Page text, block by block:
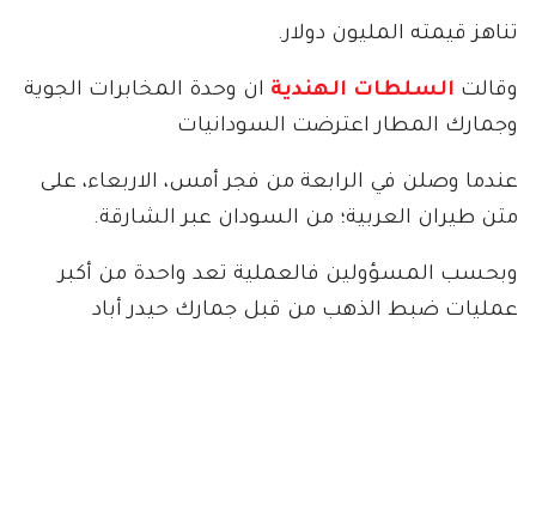
تناهز قيمته المليون دولار.
وقالت السلطات الهندية ان وحدة المخابرات الجوية
وجمارك المطار اعترضت السودانيات
عندما وصلن في الرابعة من فجر أمس، الاربعاء، على
متن طيران العربية؛ من السودان عبر الشارقة.
وبحسب المسؤولين فالعملية تعد واحدة من أكبر
عمليات ضبط الذهب من قبل جمارك حيدر أباد